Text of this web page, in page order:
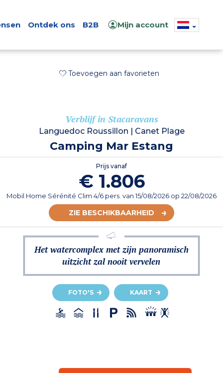
Ontdek ons B2B Mijn account
Toevoegen aan favorieten
Verblijf in Stacaravans
Languedoc Roussillon Canet Plage
Camping Mar Estang
Prijs vanaf
€ 1.806
Mobil Home Sérénité Clim 4/6 pers. van15/08/2026 op 22/08/2026
ZIE BESCHIKBAARHEID
Het watercomplex met zijn panoramisch
uitzicht zal nooit vervelen
FOTO'S KAART